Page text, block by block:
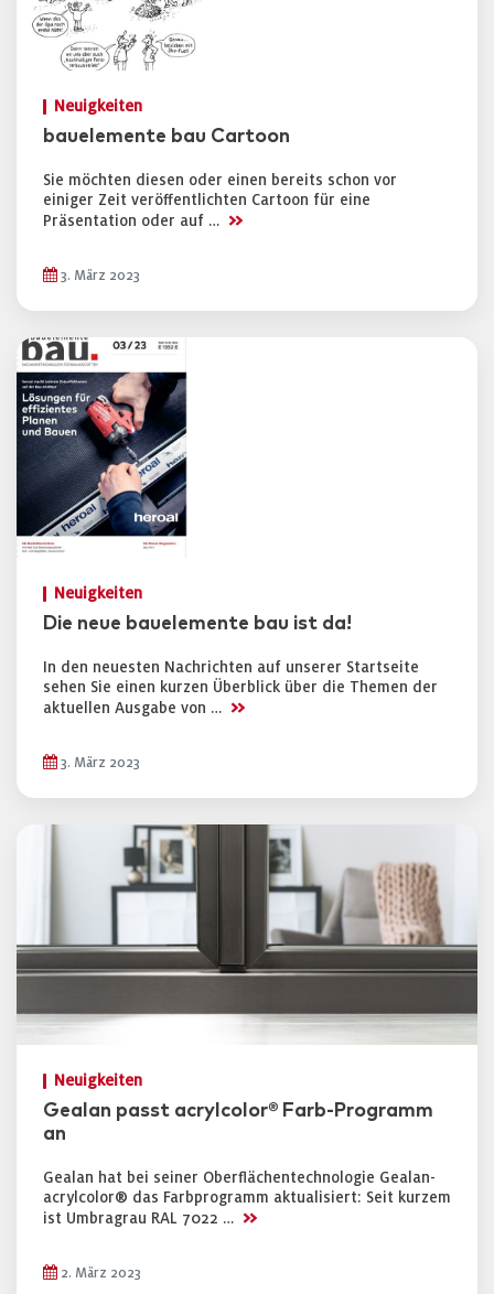
Neuigkeiten
bauelemente bau Cartoon
Sie möchten diesen oder einen bereits schon vor
einiger Zeit veröffentlichten Cartoon für eine
Präsentation oder auf … >>
3. März 2023
Neuigkeiten
Die neue bauelemente bau ist da!
In den neuesten Nachrichten auf unserer Startseite
sehen Sie einen kurzen Überblick über die Themen der
aktuellen Ausgabe von … >>
3. März 2023
Neuigkeiten
Gealan passt acrylcolor® Farb-Programm
an
Gealan hat bei seiner Oberflächentechnologie Gealan-
acrylcolor® das Farbprogramm aktualisiert: Seit kurzem
ist Umbragrau RAL 7022 … >>
2. März 2023